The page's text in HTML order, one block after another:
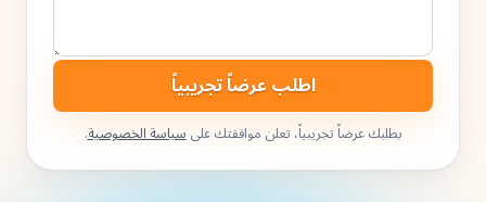
اطلب عرضاً تجريبياً
بطلبك عرضاً تجريبياً، تعلن موافقتك علىسياسة الخصوصية.